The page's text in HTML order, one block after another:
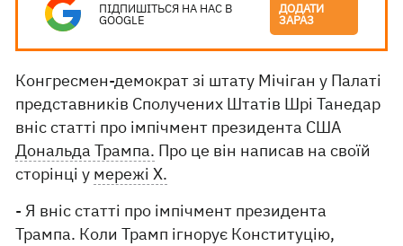
ПІДПИШІТЬСЯ НА НАС В
GOOGLE
ДОДАТИ
ЗАРАЗ
Конгресмен-демократ зі штату Мічіган у Палаті
представників Сполучених Штатів Шрі Танедар
вніс статті про імпічмент президента США
Дональда Трампа. Про це він написав на своїй
сторінці у мережі X.
- Я вніс статті про імпічмент президента
Трампа. Коли Трамп ігнорує Конституцію,